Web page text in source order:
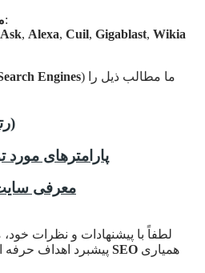
:
Ask, Alexa, Cuil, Gigablast, Wikia
Engines) ما مطالب ذیل را
Page Rank (رتبه صفحه)
پارامترهای
معرفی
لطفاً با پیشنهادات و نظرات
پیشبرد اهداف حرفه آموزش رایگان سئو SEO